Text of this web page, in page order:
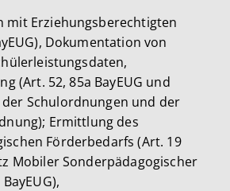
mit Erziehungsberechtigten
Dokumentation von
(Art. 52, 85a BayEUG und
Schulordnungen und der
Ermittlung des
Förderbedarfs (Art. 19
Mobiler Sonderpädagogischer